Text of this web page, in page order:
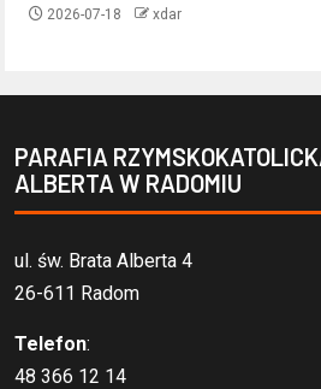
2026-07-18 xdar
PARAFIA
ALBERTA W RADOMIU
ul. św. Brata Alberta 4
26-611 Radom
Telefon:
48 366 12 14